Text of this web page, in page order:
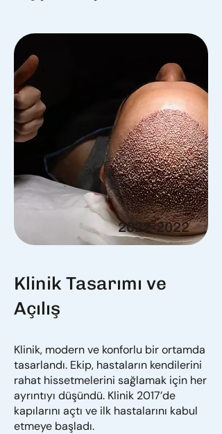
2022-2022
Klinik Tasarımı ve
Açılış
Klinik, modern ve konforlu bir ortamda
tasarlandı. Ekip, hastaların kendilerini
rahat hissetmelerini sağlamak için her
ayrıntıyı düşündü. Klinik 2017’de
kapılarını açtı ve ilk hastalarını kabul
etmeye başladı.